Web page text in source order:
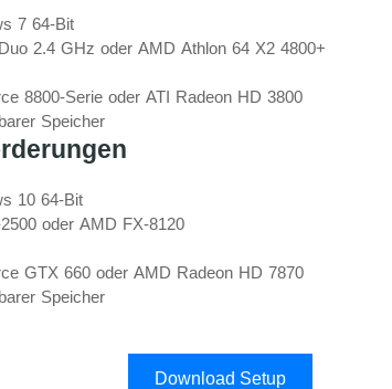
7 64-Bit
2.4 GHz oder AMD Athlon 64 X2 4800+
8800-Serie oder ATI Radeon HD 3800
Speicher
10 64-Bit
oder AMD FX-8120
GTX 660 oder AMD Radeon HD 7870
Speicher
Download Setup